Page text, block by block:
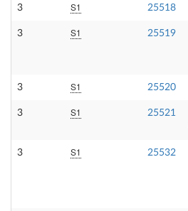
3 S1 25518
3 S1 25519
3 S1 25520
3 S1 25521
3 S1 25532